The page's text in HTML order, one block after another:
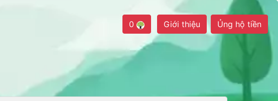
0 Giới thiệu Ủng hộ tiền